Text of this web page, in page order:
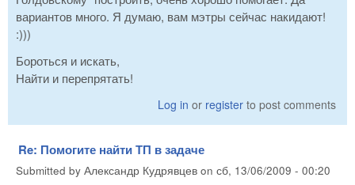
вариантов много. Я думаю, вам мэтры сейчас накидают!
:)))
Бороться и искать,
Найти и перепрятать!
Log in or register to post comments
Re: Помогите найти ТП в задаче
Submitted by Александр Кудрявцев on сб, 13/06/2009 - 00:20